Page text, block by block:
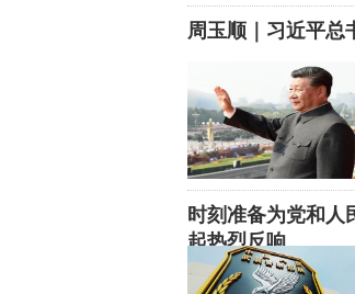
周玉顺｜习近平总
时刻准备为党和人
起热烈反响